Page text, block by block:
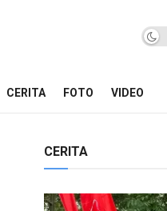
CERITA FOTO VIDEO
CERITA